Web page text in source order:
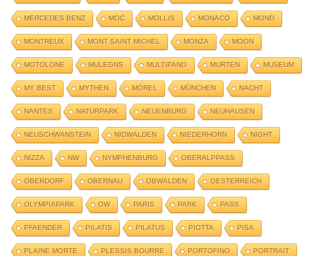
MERCEDES BENZ MOC MOLLIS MONACO MOND
MONTREUX MONT SAINT MICHEL MONZA MOON
MOTOLONE MULEGNS MULTIPANO MURTEN MUSEUM
MY BEST MYTHEN MÖREL MÜNCHEN NACHT
NANTES NATURPARK NEUENBURG NEUHAUSEN
NEUSCHWANSTEIN NIDWALDEN NIEDERHORN NIGHT
NIZZA NW NYMPHENBURG OBERALPPASS
OBERDORF OBERNAU OBWALDEN OESTERREICH
OLYMPIAPARK OW PARIS PARK PASS
PFAENDER PILATIS PILATUS PIOTTA PISA
PLAINE MORTE PLESSIS BOURRE PORTOFINO PORTRAIT